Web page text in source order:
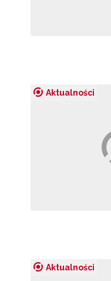
Aktualności
Aktualności